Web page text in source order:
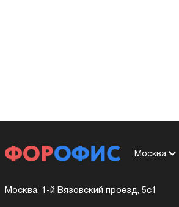
Москва
Москва, 1-й Вязовский проезд, 5с1